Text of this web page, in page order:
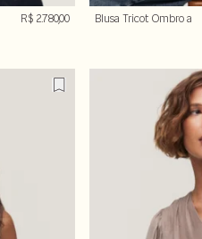
R$ 2.780,00
Blusa Tricot Ombro a